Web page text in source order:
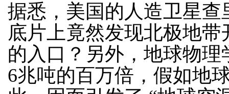
据悉，美国的人造卫星
底片上竟然发现北极地
的入口？另外，地球物
6兆吨的百万倍，假如地